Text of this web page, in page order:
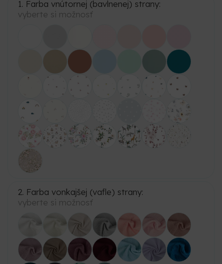
1. Farba vnútornej (bavlnenej) strany:
vyberte si možnosť
2. Farba vonkajšej (vafle) strany:
vyberte si možnosť